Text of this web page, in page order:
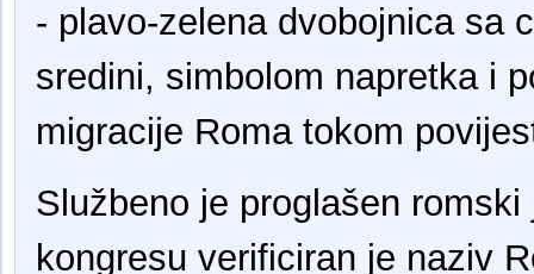
- plavo-zelena dvobojnica sa
sredini, simbolom napretka i
migracije Roma tokom
Službeno je proglašen
kongresu verificiran je naziv